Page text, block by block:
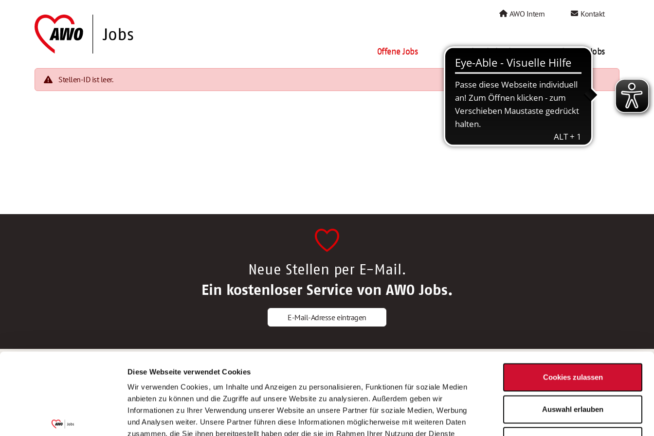
Diese Webseite verwendet Cookies
Wir verwenden Cookies, um Inhalte und Anzeigen zu personalisieren, Funktionen für soziale Medien
anbieten zu können und die Zugriffe auf unsere Website zu analysieren. Außerdem geben wir
Informationen zu Ihrer Verwendung unserer Website an unsere Partner für soziale Medien, Werbung
und Analysen weiter. Unsere Partner führen diese Informationen möglicherweise mit weiteren Daten
zusammen, die Sie ihnen bereitgestellt haben oder die sie im Rahmen Ihrer Nutzung der Dienste
Cookies zulassen
Auswahl erlauben
AWO Intern Kontakt
Offene Jobs AWO als Arbeitgeber Mein AWO Jobs
Stellen-ID ist leer.
Neue Stellen per E-Mail.
Ein kostenloser Service von AWO Jobs.
E-Mail-Adresse eintragen
Garitz Bewirtschaftungsbetriebe GmbH
(Ein Tochterunternehmen des AWO
Bezirksverbandes Unterfranken e.V.)
Bewerbungstipps
Bewerbung als Altenpfleger*in
Bewerbung als Krankenpfleger*in
Bewerbung als Altenpflegehelfer*in
Bewerbung als Erzieher*in
AWO Gliederungen nach Bundesland
Stellenangebote nach Bundesländern
Sitemap
Impressum
Datenschutz
Bei Fragen zu einer Stellenausschreibung
wenden Sie sich bitte an die*den in der
Stellenausschreibung genannte*n